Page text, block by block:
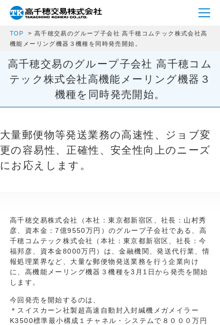
TOP
高千穂交易のグループ子会社 高千穂コムテック株式会社高
機能メーリング機器３機種を同時発売開始。
高千穂交易のグループ子会社 高千穂コム
テック株式会社高機能メーリング機器３
機種を同時発売開始。
大量郵便物等発送業務の高速性、ジョブ変
更の容易性、正確性、安全性向上のニーズ
にお応えします。
高千穂交易株式会社（本社：東京都新宿区、社長：山村秀
彦、資本金：7億9550万円）のグループ子会社である、高
千穂コムテック株式会社（本社：東京都新宿区、社長：今
福邦彦、資本金8000万円）は、金融機関、発送代行業、情
報処理業界など、大量な郵便物発送業務を行う企業向け
に、高機能メーリング機器３機種を3月1日から発売を開始
します。
今回発売を開始するのは、
＊スイスカーン社製超高速自動封入封緘機メガメイラー
K3500標準最小構成１チャネル・システムで８０００万円